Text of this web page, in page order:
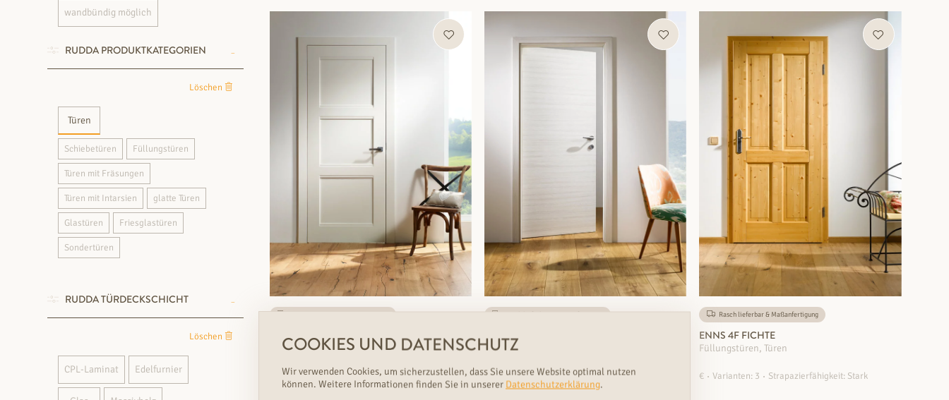
wandbündig möglich
RUDDA PRODUKTKATEGORIEN
Löschen
Türen
Schiebetüren Füllungstüren
Türen mit Fräsungen
Türen mit Intarsien glatte Türen
Glastüren Friesglastüren
Sondertüren
RUDDA TÜRDECKSCHICHT
Löschen
CPL-Laminat Edelfurnier
ZUM PRODUKT ZUM PRODUKT
SCHLEIFLACKTÜR SCALA S.6
Füllungstüren, Türen
Varianten: 4 Strapazierfähigkeit: Stark
Rasch lieferbar & Maßanfertigung
ROBUSTA PALISANDER
glatte Türen, Türen
€ Varianten: 3 Strapazierfähigkeit: Mittel
Rasch lieferbar & Maßanfertigung
ENNS 4F FICHTE
Füllungstüren, Türen
€ Varianten: 3 Strapazierfähigkeit: Stark
COOKIES UND DATENSCHUTZ
Wir verwenden Cookies, um sicherzustellen, dass Sie unsere Website optimal nutzen
können. Weitere Informationen finden Sie in unserer Datenschutzerklärung.